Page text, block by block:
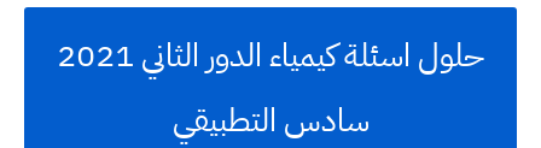
حلول اسئلة كيمياء الدور الثاني 2021
سادس التطبيقي